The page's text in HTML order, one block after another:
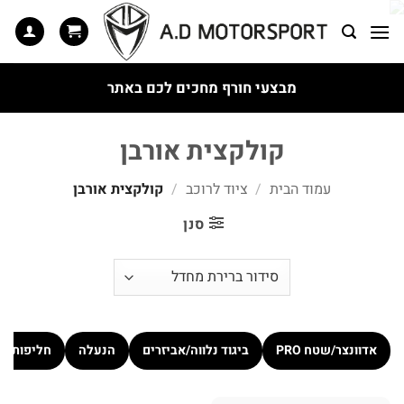
מבצעי חורף מחכים לכם באתר
קולקצית אורבן
עמוד הבית / ציוד לרוכב / קולקצית אורבן
סנן
אדוונצר/שטח PRO ביגוד נלווה/אביזרים הנעלה חליפות